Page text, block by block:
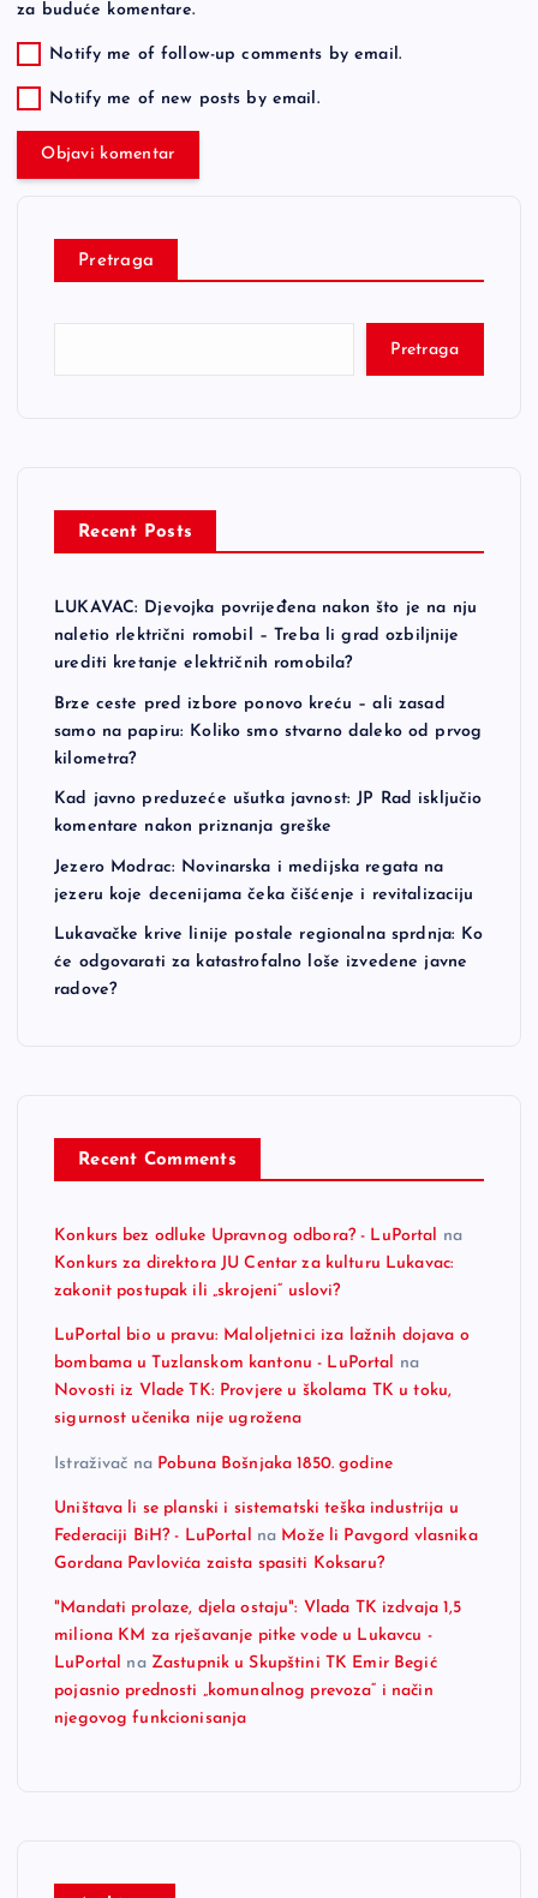
za buduće komentare.
Notify me of follow-up comments by email.
Notify me of new posts by email.
Pretraga
Pretraga
Recent Posts
LUKAVAC: Djevojka povrijeđena nakon što je na nju
naletio rlektrični romobil – Treba li grad ozbiljnije
urediti kretanje električnih romobila?
Brze ceste pred izbore ponovo kreću – ali zasad
samo na papiru: Koliko smo stvarno daleko od prvog
kilometra?
Kad javno preduzeće ušutka javnost: JP Rad isključio
komentare nakon priznanja greške
Jezero Modrac: Novinarska i medijska regata na
jezeru koje decenijama čeka čišćenje i revitalizaciju
Lukavačke krive linije postale regionalna sprdnja: Ko
će odgovarati za katastrofalno loše izvedene javne
radove?
Recent Comments
Konkurs bez odluke Upravnog odbora? - LuPortal na
Konkurs za direktora JU Centar za kulturu Lukavac:
zakonit postupak ili „skrojeni“ uslovi?
LuPortal bio u pravu: Maloljetnici iza lažnih dojava o
bombama u Tuzlanskom kantonu - LuPortal na
Novosti iz Vlade TK: Provjere u školama TK u toku,
sigurnost učenika nije ugrožena
Istraživač na Pobuna Bošnjaka 1850. godine
Uništava li se planski i sistematski teška industrija u
Federaciji BiH? - LuPortal
na Može li Pavgord vlasnika
Gordana Pavlovića zaista spasiti Koksaru?
"Mandati prolaze, djela ostaju": Vlada TK izdvaja 1,5
miliona KM za rješavanje pitke vode u Lukavcu -
LuPortal na Zastupnik u Skupštini TK Emir Begić
pojasnio prednosti „komunalnog prevoza“ i način
njegovog funkcionisanja